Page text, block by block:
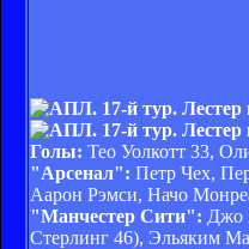
Голы: Тео Уолкотт 33,
"Арсенал": Петр Чех,
Аарон Рэмси, Начо
"Манчестер Сити": Джо
Стерлинг 46), Эльяким